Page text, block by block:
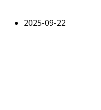
Запись
2025-09-22